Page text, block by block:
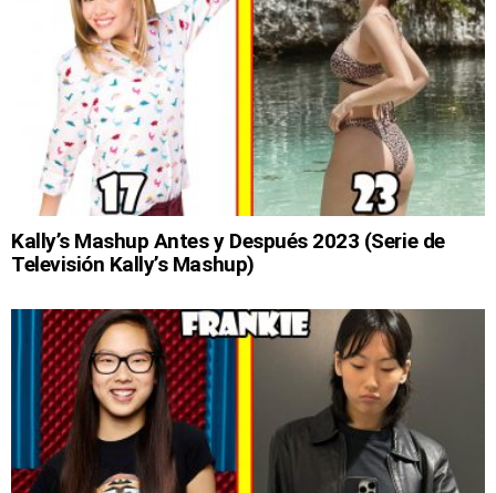
Kally’s Mashup Antes y Después 2023 (Serie de
Televisión Kally’s Mashup)